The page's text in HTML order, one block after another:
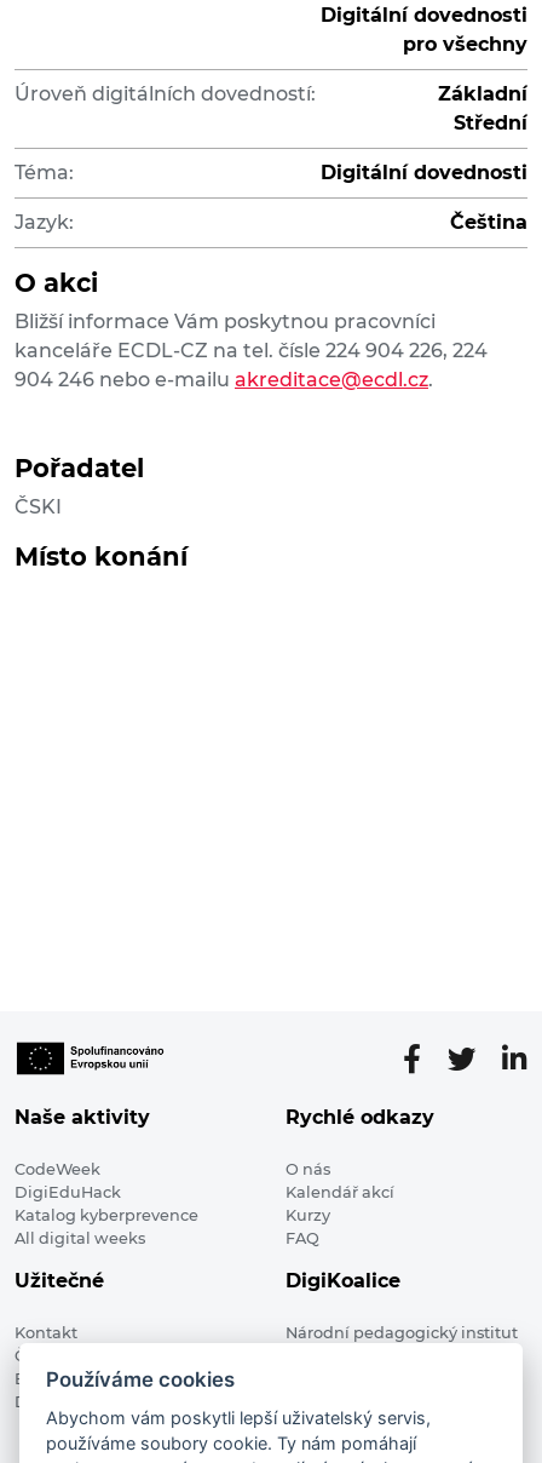
Digitální dovednosti
pro všechny
Úroveň digitálních dovedností:
Základní
Střední
Téma: Digitální dovednosti
Jazyk: Čeština
O akci
Bližší informace Vám poskytnou pracovníci
kanceláře ECDL-CZ na tel. čísle 224 904 226, 224
904 246 nebo e-mailu akreditace@ecdl.cz.
Pořadatel
ČSKI
Místo konání
Naše aktivity
CodeWeek
DigiEduHack
Katalog kyberprevence
All digital weeks
Rychlé odkazy
O nás
Kalendář akcí
Kurzy
FAQ
Užitečné
Kontakt
Členské organizace
Blog
Digitalizace ve vzdělávání
DigiKoalice
Národní pedagogický institut
Používáme cookies
Abychom vám poskytli lepší uživatelský servis,
používáme soubory cookie. Ty nám pomáhají